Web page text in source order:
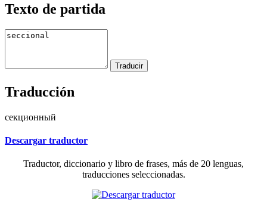
Texto de partida
Traducción
секционный
Descargar traductor
Traductor, diccionario y libro de frases, más de 20 lenguas,
traducciones seleccionadas.